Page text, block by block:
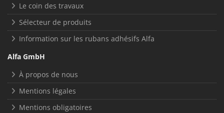
Le coin des travaux
Sélecteur de produits
Information sur les rubans adhésifs Alfa
Alfa GmbH
À propos de nous
Mentions légales
Mentions obligatoires